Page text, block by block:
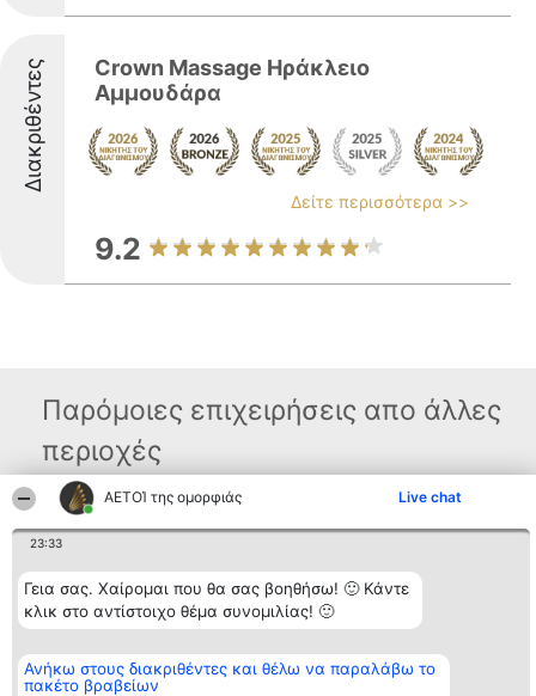
ΑΕΤΟΊ της ομορφιάς Live chat
23:33
Γεια σας. Χαίρομαι που θα σας βοηθήσω! 🙂 Κάντε
κλικ στο αντίστοιχο θέμα συνομιλίας! 🙂
Ανήκω στους διακριθέντες και θέλω να παραλάβω το
πακέτο βραβείων
Διακριθέντες
Crown Massage Ηράκλειο
Αμμουδάρα
Δείτε περισσότερα >>
9.2
Παρόμοιες επιχειρήσεις απο άλλες
περιοχές
Διοργανωτής της
κατάταξης
Μονοπρόσωπη ΙΚΕ
ΤΗΛ. ΕΠΙΚΟΙΝΩΝΙΑΣ:
2104128019
aetoi@beautifulcompany.co
Κατάταξη
των
διακριθέντων
Μεθοδολογία
προϋποθέσεις
ΠΟΛΙΤΙΚΗ
Επικοινωνία